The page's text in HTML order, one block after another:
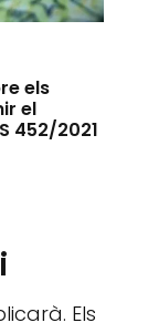
els
el
452/2021
Els